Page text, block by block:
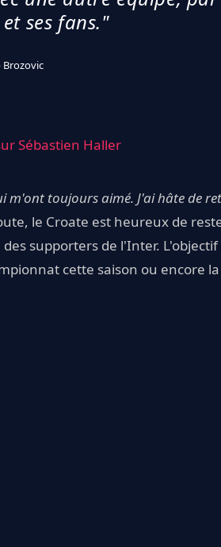
ses fans."
Brozovic
Sébastien Haller
m'ont toujours aimé. J'ai hâte de
le Croate est heureux de
supporters de l'Inter.
cette saison ou encore la